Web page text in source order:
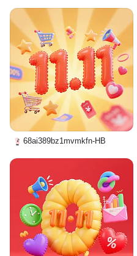
68ai389bz1mvmkfn-HB